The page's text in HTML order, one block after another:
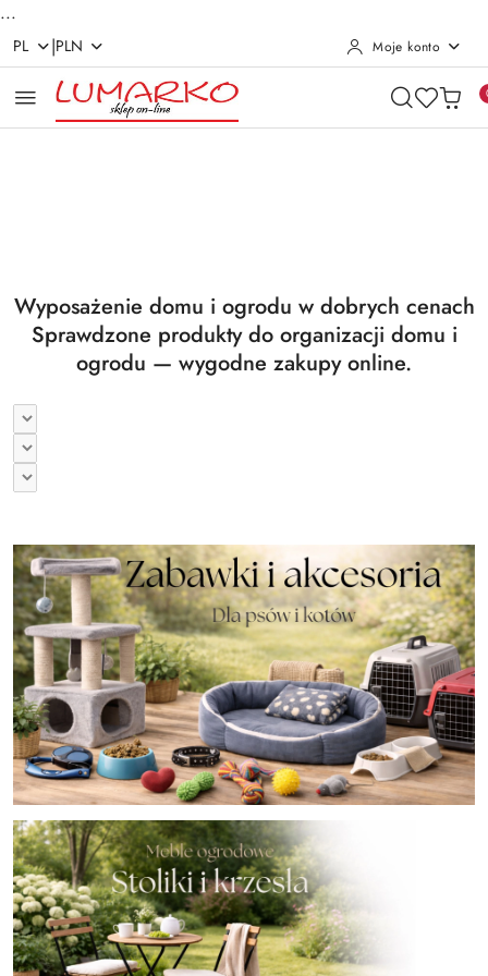
...
Przejdź do treści głównej
Przejdź do wyszukiwarki
Przejdź do moje konto
Przejdź do menu głównego
Przejdź do stopki
PL |PLN Moje konto
Wyposażenie domu i ogrodu w dobrych cenach
Sprawdzone produkty do organizacji domu i
ogrodu — wygodne zakupy online.